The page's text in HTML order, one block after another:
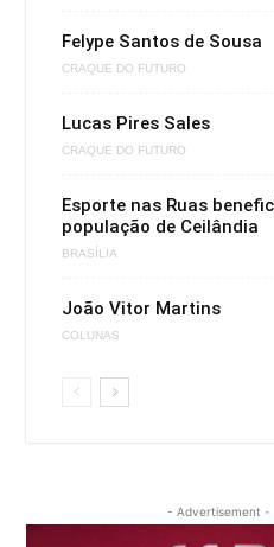
Felype Santos de Sousa
CRAQUE DO FUTURO
Lucas Pires Sales
CRAQUE DO FUTURO
Esporte nas Ruas
população de Ceilândia
BRASÍLIA
João Vitor Martins
COLUNAS
- Advertisement -